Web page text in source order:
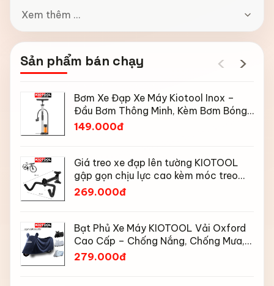
Xem thêm ...
Sản phẩm bán chạy ‹ ›
Bơm Xe Đạp Xe Máy Kiotool Inox –
Đầu Bơm Thông Minh, Kèm Bơm Bóng,
Đồng Hồ 160 PSI
149.000đ
Giá treo xe đạp lên tường KIOTOOL
gập gọn chịu lực cao kèm móc treo
mũ bảo hiểm
269.000đ
Bạt Phủ Xe Máy KIOTOOL Vải Oxford
Cao Cấp – Chống Nắng, Chống Mưa,
Chống Bụi, Chống Tia UV, Có Phản
279.000đ